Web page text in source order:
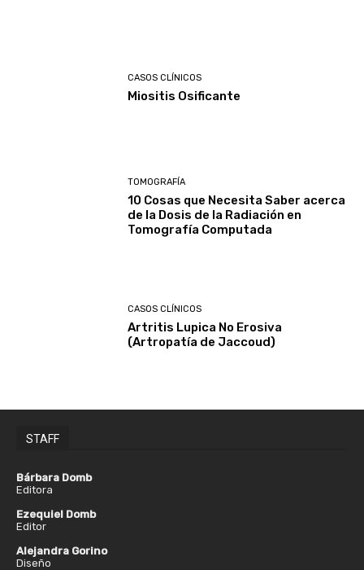
CASOS CLÍNICOS
Miositis Osificante
TOMOGRAFÍA
10 Cosas que Necesita Saber acerca
de la Dosis de la Radiación en
Tomografía Computada
CASOS CLÍNICOS
Artritis Lupica No Erosiva
(Artropatía de Jaccoud)
STAFF
Bárbara Domb
Editora
Ezequiel Domb
Editor
Alejandra Gorino
Diseño